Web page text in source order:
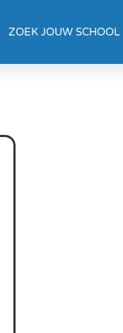
ZOEK JOUW SCHOOL